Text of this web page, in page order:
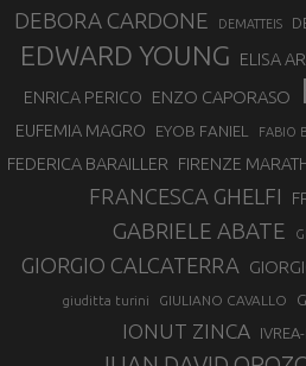
DEBORA CARDONE DEMATTEIS
EDWARD YOUNG ELISA
ENRICA PERICO ENZO CAPORASO
EUFEMIA MAGRO EYOB FANIEL FABIO
FEDERICA BARAILLER FIRENZE
FRANCESCA GHELFI
GABRIELE ABATE
GIORGIO CALCATERRA
giuditta turini GIULIANO CAVALLO
IONUT ZINCA